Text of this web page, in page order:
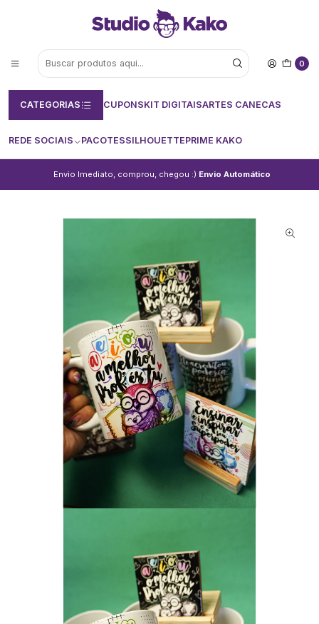
0
CATEGORIAS CUPONSKIT DIGITAISARTES CANECAS
REDE SOCIAIS PACOTESSILHOUETTEPRIME KAKO
Envio Imediato, comprou, chegou :) Envio Automático